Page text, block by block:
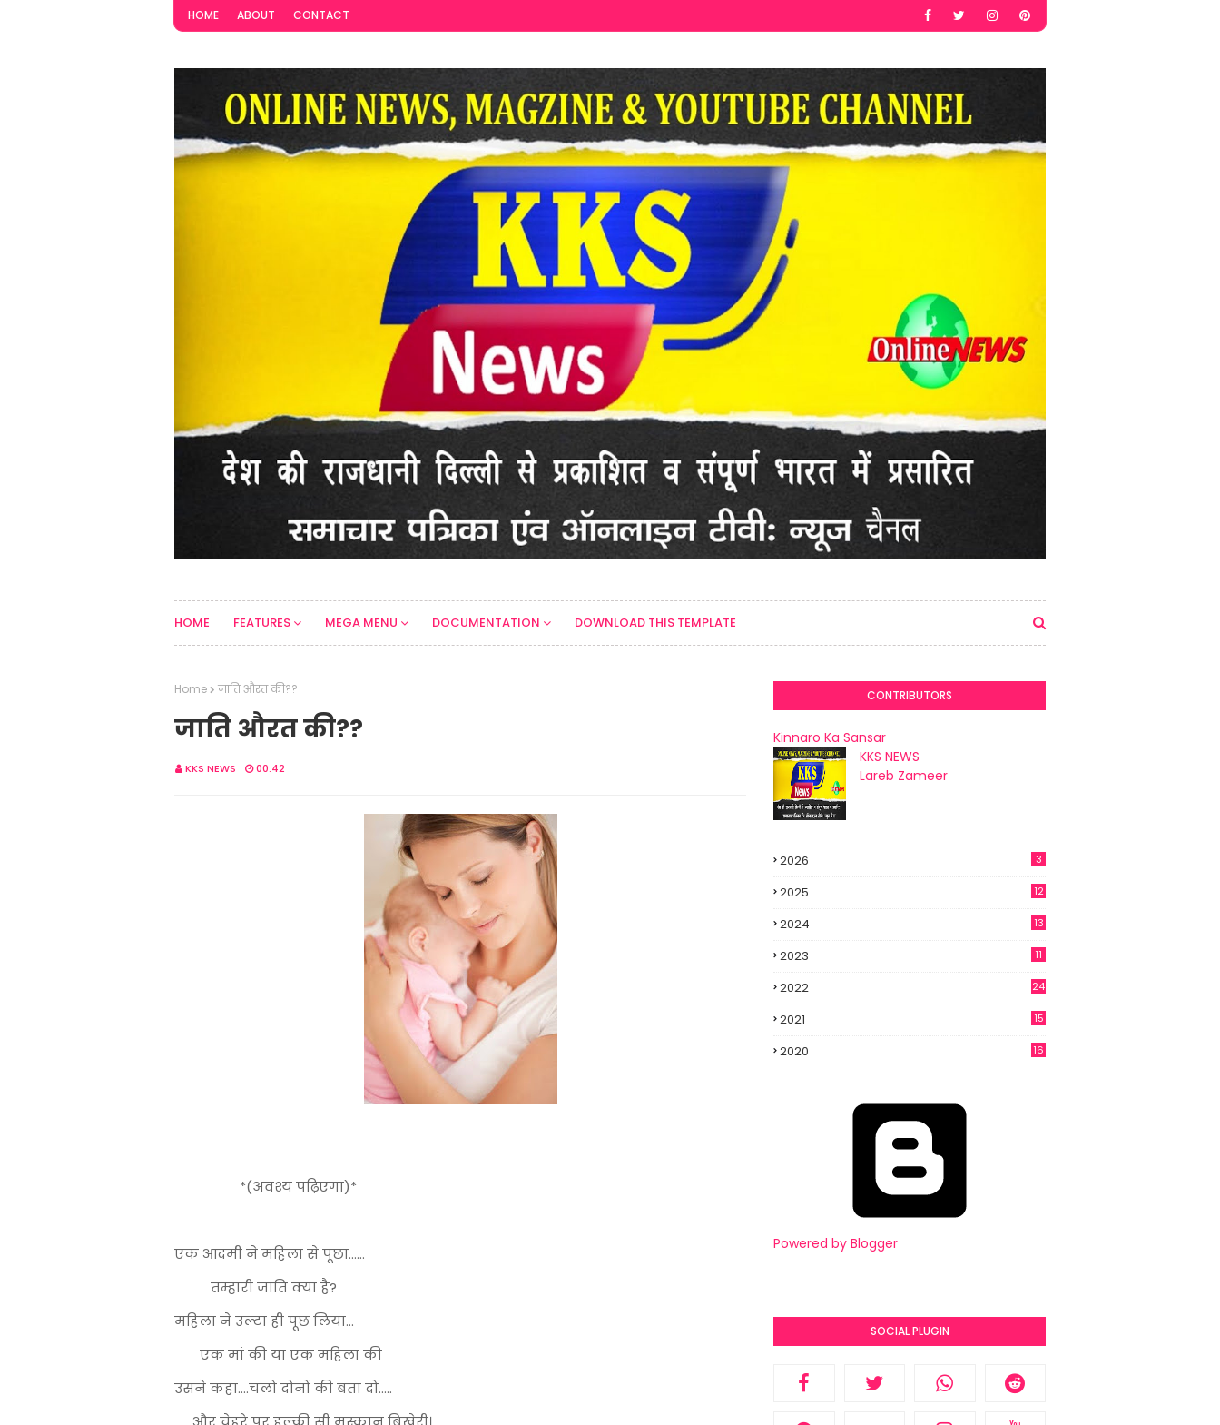
HOME ABOUT CONTACT
HOME FEATURES MEGA MENU DOCUMENTATION DOWNLOAD THIS TEMPLATE
Home जाति औरत की??
जाति औरत की??
KKS NEWS 00:42
*(अवश्य पढ़िएगा)*
एक आदमी ने महिला से पूछा......
तम्हारी जाति क्या है?
महिला ने उल्टा ही पूछ लिया...
एक मां की या एक महिला की
उसने कहा....चलो दोनों की बता दो.....
CONTRIBUTORS
Kinnaro Ka Sansar
KKS NEWS
Lareb Zameer
2026 3
2025 12
2024 13
2023 11
2022 24
2021
15
2020
16
Powered by Blogger
SOCIAL PLUGIN